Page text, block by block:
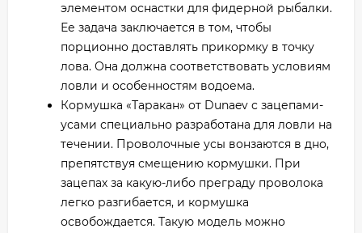
элементом оснастки для фидерной рыбалки.
Ее задача заключается в том, чтобы
порционно доставлять прикормку в точку
лова. Она должна соответствовать условиям
ловли и особенностям водоема.
Кормушка «Таракан» от Dunaev с зацепами-
усами специально разработана для ловли на
течении. Проволочные усы вонзаются в дно,
препятствуя смещению кормушки. При
зацепах за какую-либо преграду проволока
легко разгибается, и кормушка
освобождается. Такую модель можно